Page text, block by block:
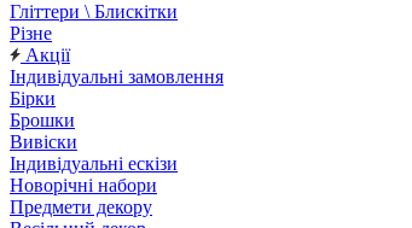
Гліттери \ Блискітки
Різне
Акції
Індивідуальні замовлення
Бірки
Брошки
Вивіски
Індивідуальні ескізи
Новорічні набори
Предмети декору